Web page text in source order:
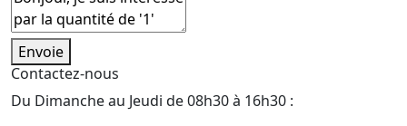
Envoie
Contactez-nous
Du Dimanche au Jeudi de 08h30 à 16h30 :